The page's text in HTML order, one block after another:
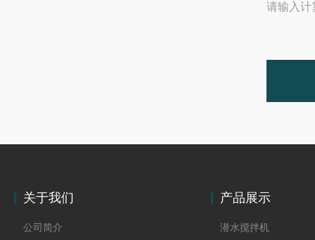
请输入计
关于我们
公司简介
产品展示
潜水搅拌机